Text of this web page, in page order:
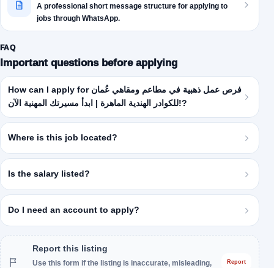
A professional short message structure for applying to
jobs through WhatsApp.
FAQ
Important questions before applying
How can I apply for فرص عمل ذهبية في مطاعم ومقاهي عُمان
للكوادر الهندية الماهرة | ابدأ مسيرتك المهنية الآن!?
Where is this job located?
Is the salary listed?
Do I need an account to apply?
Report this listing
Use this form if the listing is inaccurate, misleading,
Report